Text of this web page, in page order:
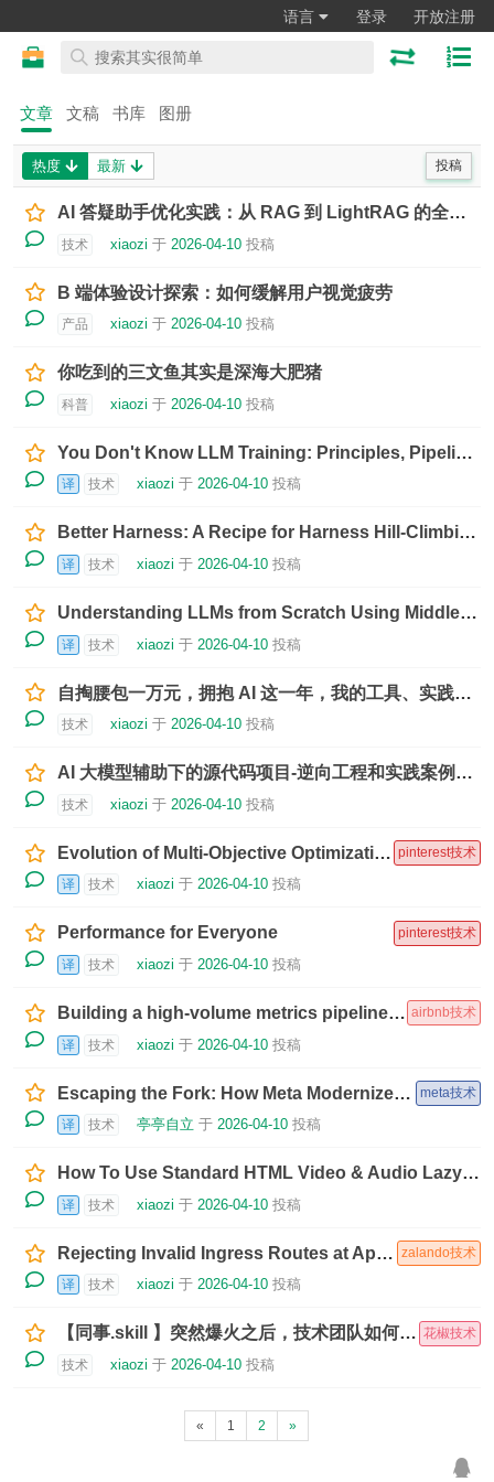
语言 登录 开放注册
文章 文稿 书库 图册
热度 最新 投稿
AI 答疑助手优化实践：从 RAG 到 LightRAG 的全链路升级
技术 xiaozi 于 2026-04-10 投稿
B 端体验设计探索：如何缓解用户视觉疲劳
产品 xiaozi 于 2026-04-10 投稿
你吃到的三文鱼其实是深海大肥猪
科普 xiaozi 于 2026-04-10 投稿
You Don't Know LLM Training: Principles, Pipelines, and New Practices
译 技术 xiaozi 于 2026-04-10 投稿
Better Harness: A Recipe for Harness Hill-Climbing with Evals
译 技术 xiaozi 于 2026-04-10 投稿
Understanding LLMs from Scratch Using Middle School Math
译 技术 xiaozi 于 2026-04-10 投稿
自掏腰包一万元，拥抱 AI 这一年，我的工具、实践和思考
技术 xiaozi 于 2026-04-10 投稿
AI 大模型辅助下的源代码项目-逆向工程和实践案例参考
技术 xiaozi 于 2026-04-10 投稿
Evolution of Multi-Objective Optimization at Pinterest Home feed pinterest技术
译 技术 xiaozi 于 2026-04-10 投稿
Performance for Everyone pinterest技术
译 技术 xiaozi 于 2026-04-10 投稿
Building a high-volume metrics pipeline with OpenTelemetry and vmagent airbnb技术
译 技术 xiaozi 于 2026-04-10 投稿
Escaping the Fork: How Meta Modernized WebRTC Across 50+ Use Cases meta技术
译 技术 亭亭自立 于 2026-04-10 投稿
How To Use Standard HTML Video & Audio Lazy-Loading on the Web Today
译 技术 xiaozi 于 2026-04-10 投稿
Rejecting Invalid Ingress Routes at Apply Time zalando技术
译 技术 xiaozi 于 2026-04-10 投稿
【同事.skill 】突然爆火之后，技术团队如何补上这门能力课 花椒技术
技术 xiaozi 于 2026-04-10 投稿
« 1 2 »